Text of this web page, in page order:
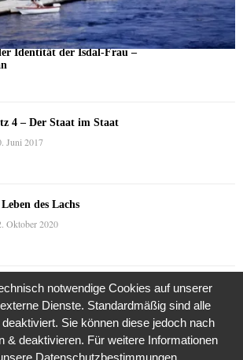
Identität der Isdal-Frau –
4 – Der Staat im Staat
Juni 2017
des Lachs
Oktober 2020
der Kubushäuser
2018
notwendige Cookies auf unserer
Dienste. Standardmäßig sind alle
Sie können diese jedoch nach
& deaktivieren. Für weitere Informationen
Datenschutzbestimmungen.